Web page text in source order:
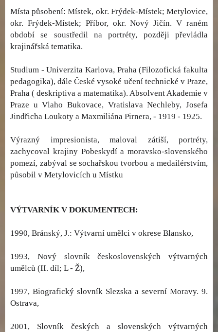
Místa působení: Místek, okr. Frýdek-Místek; Metylovice,
okr. Frýdek-Místek; Příbor, okr. Nový Jičín. V raném
období se soustředil na portréty, později převládla
krajinářská tematika.
Studium - Univerzita Karlova, Praha (Filozofická fakulta
pedagogika), dále České vysoké učení technické v Praze,
Praha ( deskriptiva a matematika). Absolvent Akademie v
Praze u Vlaho Bukovace, Vratislava Nechleby, Josefa
Jindřicha Loukoty a Maxmiliána Pirnera, - 1919 - 1925.
Výrazný impresionista, maloval zátiší, portréty,
zachycoval krajiny Pobeskydí a moravsko-slovenského
pomezí, zabýval se sochařskou tvorbou a medailérstvím,
působil v Metylovicích u Místku
VÝTVARNÍK V DOKUMENTECH:
1990, Bránský, J.: Výtvarní umělci v okrese Blansko,
1993, Nový slovník československých výtvarných
umělců (II. díl; L - Ž),
1997, Biografický slovník Slezska a severní Moravy. 9.
Ostrava,
2001, Slovník českých a slovenských výtvarných